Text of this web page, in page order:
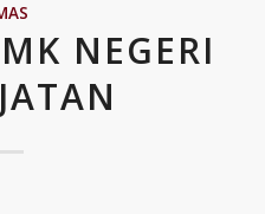
NEGERI